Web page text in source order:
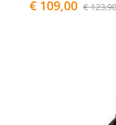
€ 109,00 € 123,90